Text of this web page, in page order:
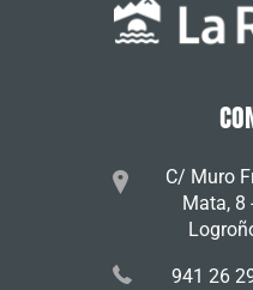
C/ Muro
Mata, 8
941 26